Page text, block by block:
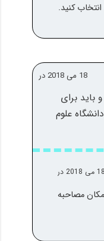
کنید.
18 می 2018 در
باید برای
علوم
18 می 2018 در
مصاحبه